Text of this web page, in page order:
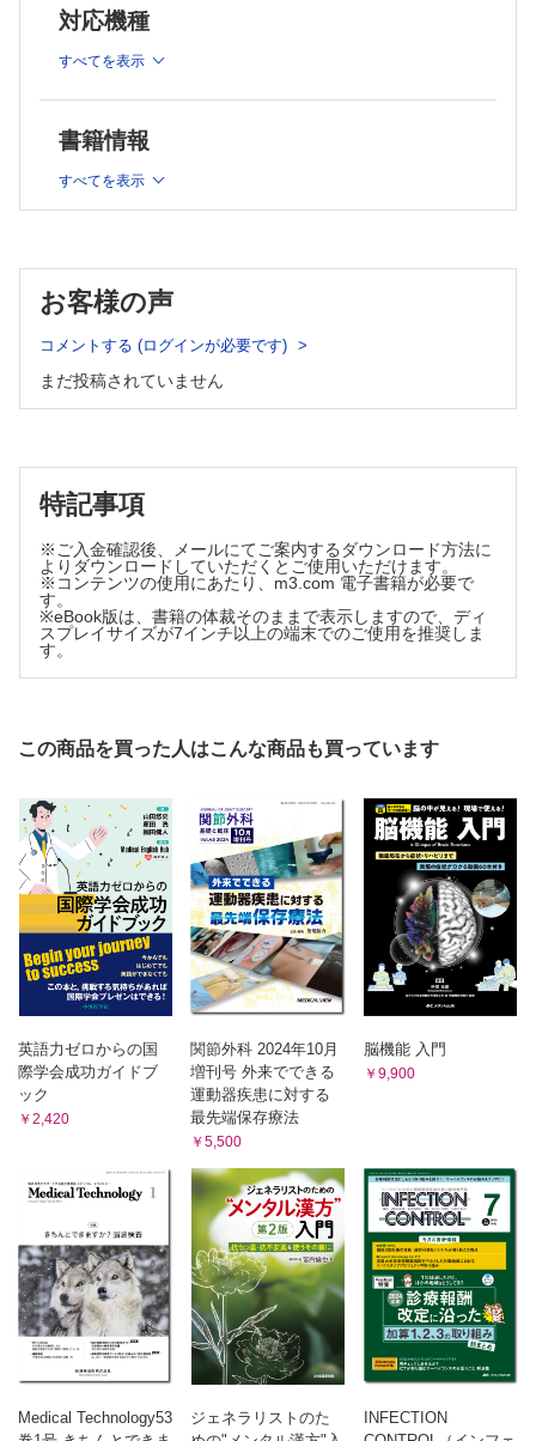
全自動培養検査の実際
（上蓑義典）
FOCUS
（小林 恵・菅野義彦）
F波の出現頻度が低い場合（疾患が原因以外）の対処法について教えて
増加するのでしょうか?
（鈴木俊明）
Information
2023年（第68回）一級臨床検査士資格認定試験
POCT測定認定士資格認定試験
2023年（第39回）「緒方富雄賞」候補者推薦の募集
第38回日本環境感染学会総会・学術集会
第42回日本医用画像工学会大会
MTパズル
Q.6
（徳竹孝好）
Q.7
（野木岐実子）
話題―NEWS&TOPICS
一般検査分野のワーキンググループ・委員会の発足
達雄・宿谷賢一・高山知子・堀田真希・横山 貴・和田隆
志）
アプローチ別に学ぶ！微生物検査室のAS貢献 新連載
1．抗菌薬適正使用支援（AS）とは―臨床検査技師，微生物検
査に求められること
（中村竜也）
基礎から学ぶ 生化学検査の反応タイムコースモニタ解析
法 新連載
（松下 誠）
乳腺エコーにおけるエラストグラフィの撮影のコツ
（今野佐智代）
一般検査室のための 体腔液に出現しやすい細胞の染色像
（大久保文彦）
From LABO
全自動培養検査の実際
（上蓑義典）
FOCUS
透析患者の低栄養の指標・評価
臨床検査Q&A
F波の出現頻度が低い場合（疾患が原因以外）の対処法につい
て教えて下さい．正中神経の場合は，反対側の腕を動かして
もらうと出現頻度が増加するのでしょうか?
メディカルスタッフ職業図鑑
（関根 徹）
Information
2023年（第68回）一級臨床検査士資格認定試験
POCT測定認定士資格認定試験
2023年（第39回）「緒方富雄賞」候補者推薦の募集
第38回日本環境感染学会総会・学術集会
第24回日本検査血液学会学術集会
対応機種
すべてを表示
書籍情報
すべてを表示
お客様の声
コメントする (ログインが必要です)
まだ投稿されていません
特記事項
※ご入金確認後、メールにてご案内するダウンロード方法に
よりダウンロードしていただくとご使用いただけます。
※コンテンツの使用にあたり、m3.com 電子書籍が必要で
す。
※eBook版は、書籍の体裁そのままで表示しますので、ディ
スプレイサイズが7インチ以上の端末でのご使用を推奨しま
す。
この商品を買った人はこんな商品も買っています
英語力ゼロからの国
際学会成功ガイドブ
ック
￥2,420
関節外科 2024年10月
増刊号 外来でできる
運動器疾患に対する
最先端保存療法
￥5,500
脳機能 入門
￥9,900
Medical Technology53
ジェネラリストのた
INFECTION